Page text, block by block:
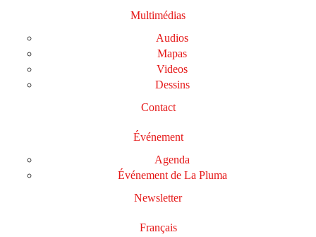
Multimédias
Audios
Mapas
Videos
Dessins
Contact
Événement
Agenda
Événement de La Pluma
Newsletter
Français